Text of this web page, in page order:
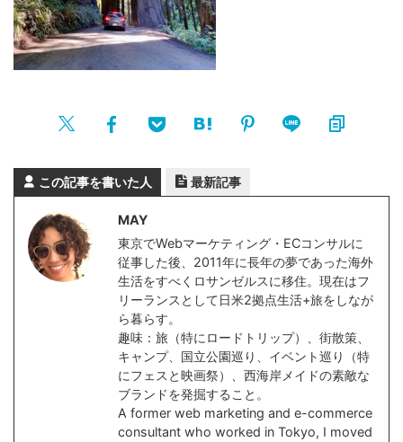
この記事を書いた人 最新記事
MAY
東京でWebマーケティング・ECコンサルに
従事した後、2011年に長年の夢であった海外
生活をすべくロサンゼルスに移住。現在はフ
リーランスとして日米2拠点生活+旅をしなが
ら暮らす。
趣味：旅（特にロードトリップ）、街散策、
キャンプ、国立公園巡り、イベント巡り（特
にフェスと映画祭）、西海岸メイドの素敵な
ブランドを発掘すること。
A former web marketing and e-commerce
consultant who worked in Tokyo, I moved